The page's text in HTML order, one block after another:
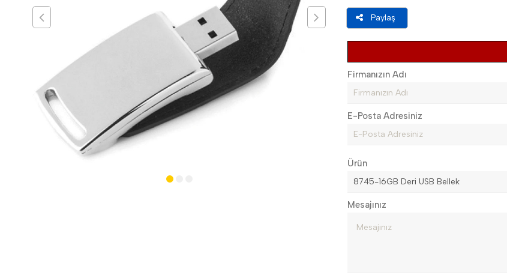
Paylaş
Firmanızın Adı
E-Posta Adresiniz
Ürün
Mesajınız